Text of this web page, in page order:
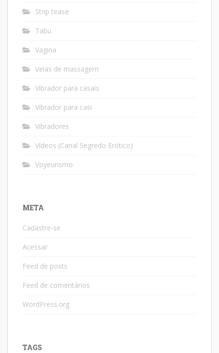
Strip tease
Tabu
Vagina
Velas de massagem
Vibrador para casais
Vibrador para casi
Vibradores
Vídeos (Canal Segredo Erótico)
Voyeurismo
META
Cadastre-se
Acessar
Feed de posts
Feed de comentários
WordPress.org
TAGS